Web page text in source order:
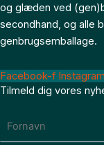
og glæden ved
secondhand, og alle
genbrugsemballage.
Facebook-f Instagram
Tilmeld dig vores